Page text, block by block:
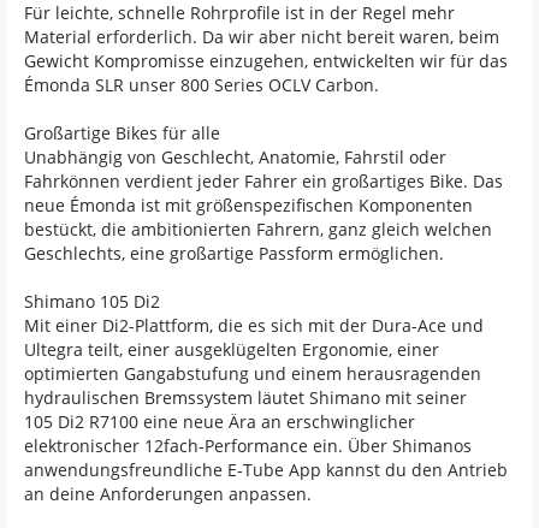
Für leichte, schnelle Rohrprofile ist in der Regel mehr
Material erforderlich. Da wir aber nicht bereit waren, beim
Gewicht Kompromisse einzugehen, entwickelten wir für das
Émonda SLR unser 800 Series OCLV Carbon.
Großartige Bikes für alle
Unabhängig von Geschlecht, Anatomie, Fahrstil oder
Fahrkönnen verdient jeder Fahrer ein großartiges Bike. Das
neue Émonda ist mit größenspezifischen Komponenten
bestückt, die ambitionierten Fahrern, ganz gleich welchen
Geschlechts, eine großartige Passform ermöglichen.
Shimano 105 Di2
Mit einer Di2-Plattform, die es sich mit der Dura-Ace und
Ultegra teilt, einer ausgeklügelten Ergonomie, einer
optimierten Gangabstufung und einem herausragenden
hydraulischen Bremssystem läutet Shimano mit seiner
105 Di2 R7100 eine neue Ära an erschwinglicher
elektronischer 12fach-Performance ein. Über Shimanos
anwendungsfreundliche E-Tube App kannst du den Antrieb
an deine Anforderungen anpassen.